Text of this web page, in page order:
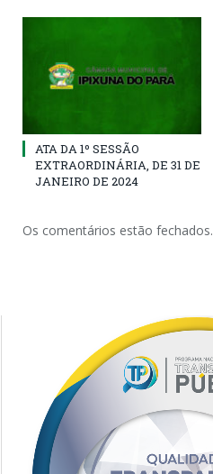
ATA DA 1º SESSÃO
EXTRAORDINÁRIA, DE 31 DE
JANEIRO DE 2024
Os comentários estão fechados.